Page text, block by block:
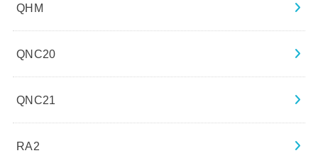
QHM
QNC20
QNC21
RA2